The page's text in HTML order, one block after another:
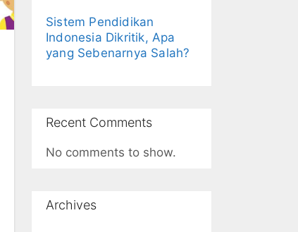
Sistem Pendidikan
Indonesia Dikritik, Apa
yang Sebenarnya Salah?
Recent Comments
No comments to show.
Archives